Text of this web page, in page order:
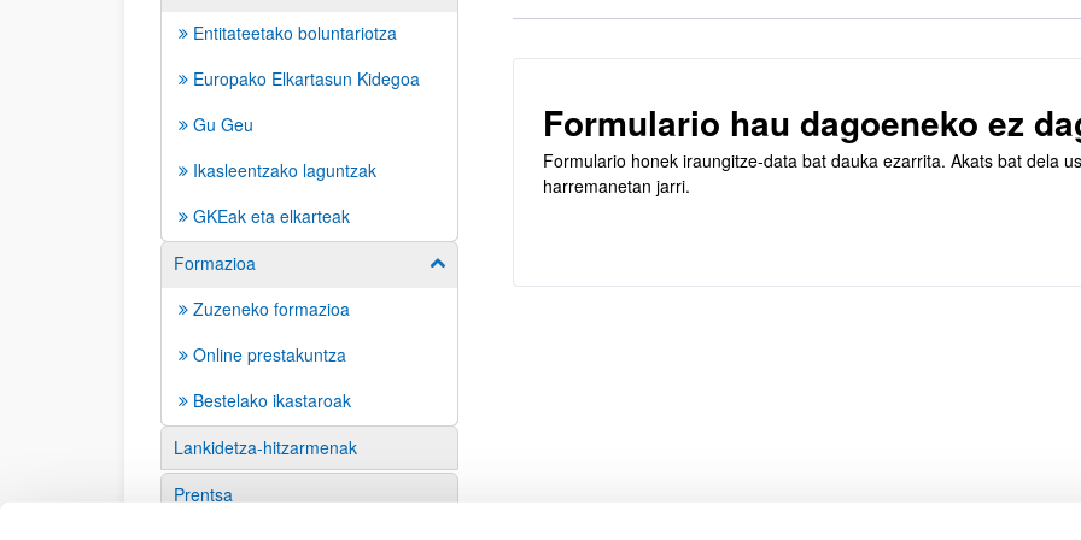
Entitateetako boluntariotza
Europako Elkartasun Kidegoa
Gu Geu
Ikasleentzako laguntzak
GKEak eta elkarteak
Formazioa
Erakutsi/izkutatu azpiorriak
Zuzeneko formazioa
Online prestakuntza
Bestelako ikastaroak
Lankidetza-hitzarmenak
Prentsa
Formulario hau dagoeneko ez
Formulario honek iraungitze-data bat dauka ezarrita. Akats bat dela
harremanetan jarri.